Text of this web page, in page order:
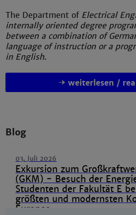
The Department of Electrical
internally oriented degree
between a combination of
language of instruction or a
in English.
weiterlesen /
Blog
03. Juli 2026
Exkursion zum
(GKM) - Besuch der
Studenten der Fakultät E
größten und modernsten
Europas